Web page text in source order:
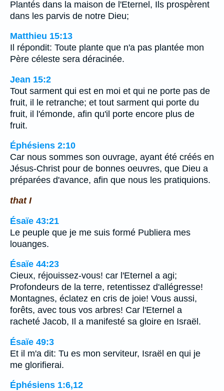
Plantés dans la maison de l'Eternel, Ils prospèrent
dans les parvis de notre Dieu;
Matthieu 15:13
Il répondit: Toute plante que n'a pas plantée mon
Père céleste sera déracinée.
Jean 15:2
Tout sarment qui est en moi et qui ne porte pas de
fruit, il le retranche; et tout sarment qui porte du
fruit, il l'émonde, afin qu'il porte encore plus de
fruit.
Éphésiens 2:10
Car nous sommes son ouvrage, ayant été créés en
Jésus-Christ pour de bonnes oeuvres, que Dieu a
préparées d'avance, afin que nous les pratiquions.
that I
Ésaïe 43:21
Le peuple que je me suis formé Publiera mes
louanges.
Ésaïe 44:23
Cieux, réjouissez-vous! car l'Eternel a agi;
Profondeurs de la terre, retentissez d'allégresse!
Montagnes, éclatez en cris de joie! Vous aussi,
forêts, avec tous vos arbres! Car l'Eternel a
racheté Jacob, Il a manifesté sa gloire en Israël.
Ésaïe 49:3
Et il m'a dit: Tu es mon serviteur, Israël en qui je
me glorifierai.
Éphésiens 1:6,12